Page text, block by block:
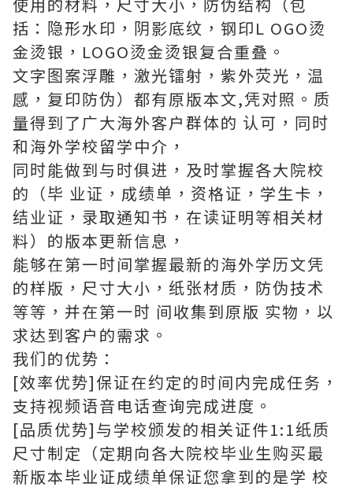
括：隐形水印，阴影底纹，钢印L OGO烫
金烫银，LOGO烫金烫银复合重叠。
文字图案浮雕，激光镭射，紫外荧光，温
感，复印防伪）都有原版本文,凭对照。质
量得到了广大海外客户群体的 认可，同时
和海外学校留学中介，
同时能做到与时俱进，及时掌握各大院校
的（毕 业证，成绩单，资格证，学生卡，
结业证，录取通知书，在读证明等相关材
料）的版本更新信息，
能够在第一时间掌握最新的海外学历文凭
的样版，尺寸大小，纸张材质，防伪技术
等等，并在第一时 间收集到原版 实物，以
求达到客户的需求。
我们的优势：
[效率优势]保证在约定的时间内完成任务，
支持视频语音电话查询完成进度。
[品质优势]与学校颁发的相关证件1:1纸质
尺寸制定（定期向各大院校毕业生购买最
新版本毕业证成绩单保证您拿到的是学 校